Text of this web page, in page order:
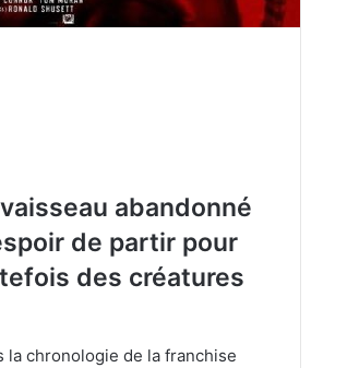
abandonné
de partir pour
des créatures
la chronologie de la franchise